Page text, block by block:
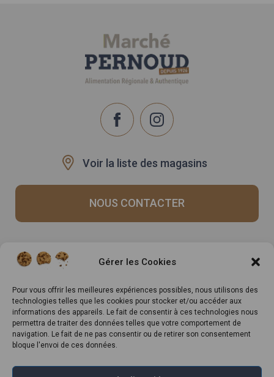
Gérer les Cookies
Pour vous offrir les meilleures expériences possibles, nous utilisons des
technologies telles que les cookies pour stocker et/ou accéder aux
informations des appareils. Le fait de consentir à ces technologies nous
permettra de traiter des données telles que votre comportement de
navigation. Le fait de ne pas consentir ou de retirer son consentement
bloque l'envoi de ces données.
Voir la liste des magasins
NOUS CONTACTER
Recrutement
Rappels produits
Inscrivez-vous à notre
newsletter